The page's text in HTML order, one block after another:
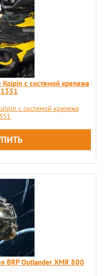
с системой крепежа
с системой крепежа
BRP Outlander XMR 800